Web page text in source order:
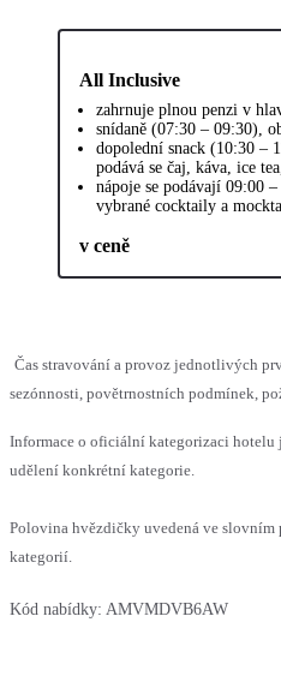
All Inclusive
zahrnuje plnou penzi v
snídaně (07:30 – 09:30),
dopolední snack (10:30 –
podává se čaj, káva, ice
nápoje se podávají 09:00
vybrané cocktaily a
v ceně
Čas stravování a provoz jednotlivých
sezónnosti, povětrnostních podmínek,
Informace o oficiální kategorizaci hotelu
udělení konkrétní kategorie.
Polovina hvězdičky uvedená ve
kategorií.
Kód nabídky: AMVMDVB6AW